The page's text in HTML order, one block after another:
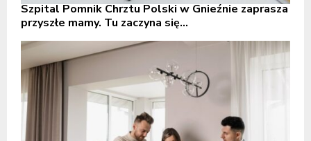
Szpital Pomnik Chrztu Polski w Gnieźnie zaprasza
przyszłe mamy. Tu zaczyna się...